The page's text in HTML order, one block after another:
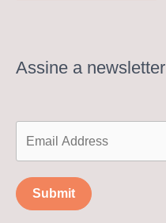
Assine a newsletter
Submit